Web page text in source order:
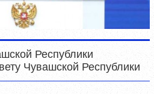
Республики
Чувашской Республики